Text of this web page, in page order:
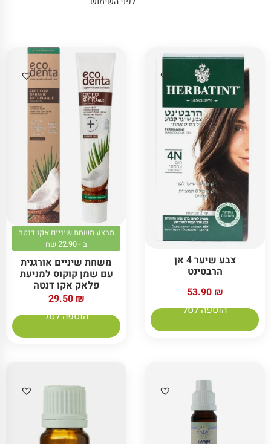
צבע שיער 4 אן
הרבטינט
53.90 ₪
הוספה לסל
מבצע משחת שיניים אקו דנטה
ב - 22.90 שח
משחת שיניים אורגנית
עם שמן קוקוס למניעת
פלאק אקו דנטה
29.50 ₪
הוספה לסל